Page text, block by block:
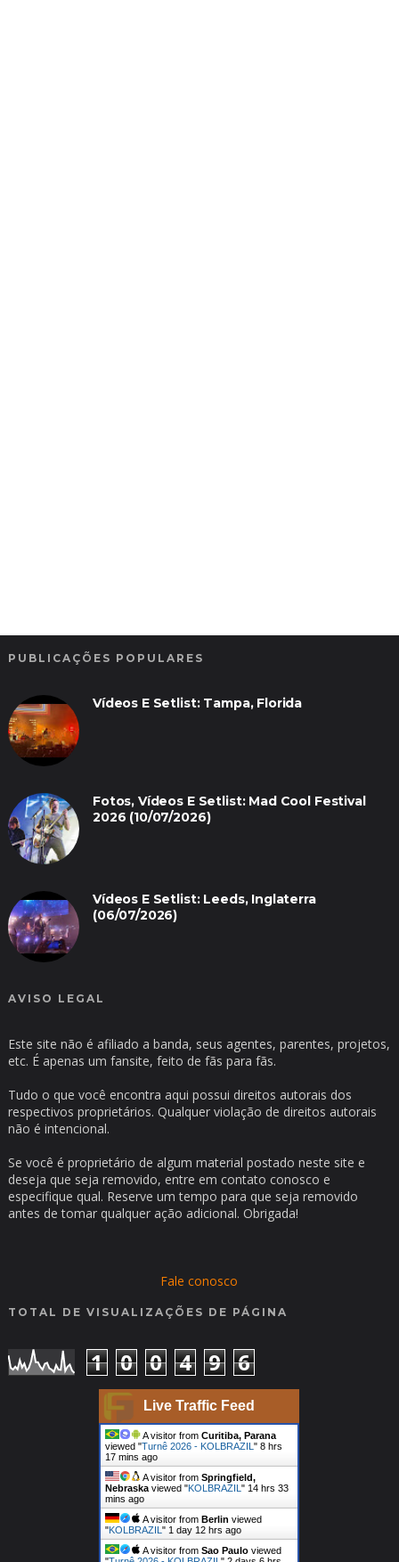
PUBLICAÇÕES POPULARES
Vídeos E Setlist: Tampa, Florida
Fotos, Vídeos E Setlist: Mad Cool Festival
2026 (10/07/2026)
Vídeos E Setlist: Leeds, Inglaterra
(06/07/2026)
AVISO LEGAL
Este site não é afiliado a banda, seus agentes, parentes, projetos,
etc. É apenas um fansite, feito de fãs para fãs.
Tudo o que você encontra aqui possui direitos autorais dos
respectivos proprietários. Qualquer violação de direitos autorais
não é intencional.
Se você é proprietário de algum material postado neste site e
deseja que seja removido, entre em contato conosco e
especifique qual. Reserve um tempo para que seja removido
antes de tomar qualquer ação adicional. Obrigada!
Fale conosco
TOTAL DE VISUALIZAÇÕES DE PÁGINA
1 0 0 4 9 6
Live Traffic Feed
A visitor fromCuritiba, Parana
viewed "Turnê 2026 - KOLBRAZIL"8 hrs
17 mins ago
A visitor fromSpringfield,
Nebraska viewed "KOLBRAZIL" 14 hrs 33
mins ago
A visitor fromBerlin viewed
"KOLBRAZIL" 1 day 12 hrs ago
A visitor fromSao Paulo viewed